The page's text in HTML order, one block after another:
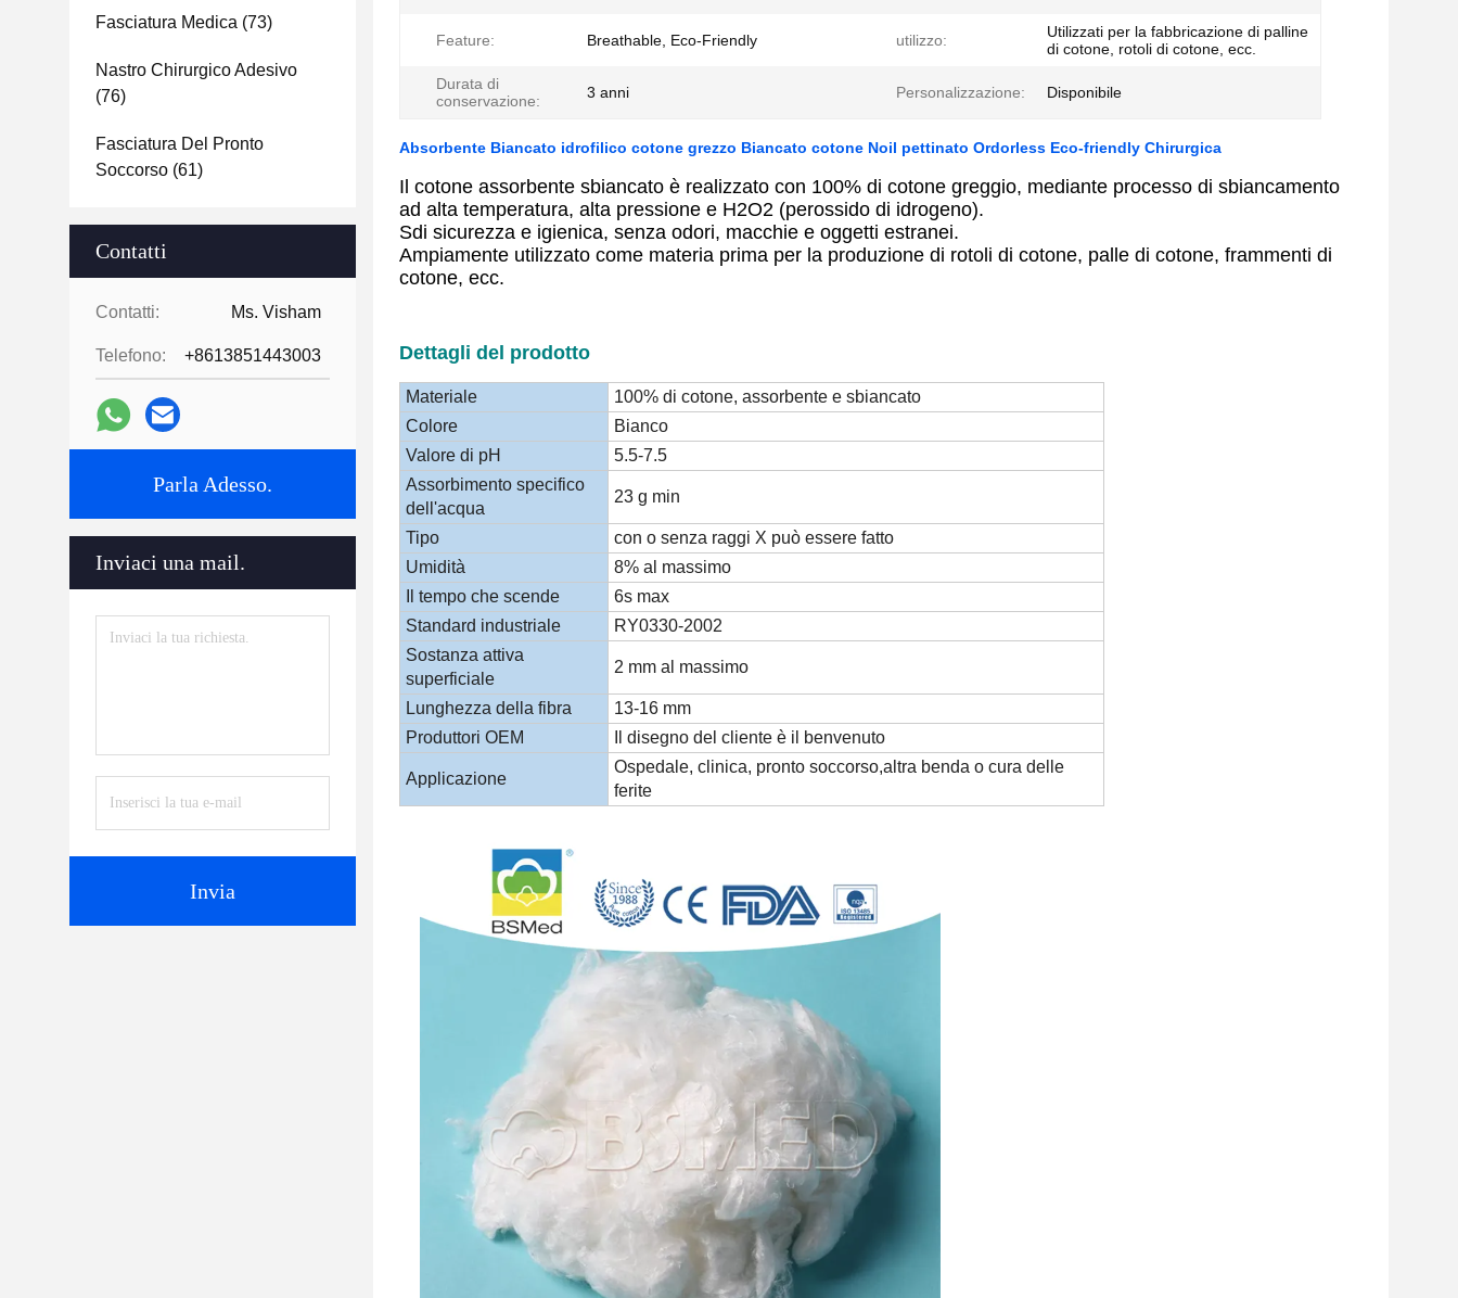
Fasciatura Medica (73)
Nastro Chirurgico Adesivo
(76)
Fasciatura Del Pronto
Soccorso (61)
Contatti
Contatti: Ms. Visham
Telefono: +8613851443003
Parla Adesso.
Inviaci una mail.
Invia
Feature: Breathable, Eco-Friendly utilizzo:
Utilizzati per la fabbricazione di palline
di cotone, rotoli di cotone, ecc.
Durata di
conservazione:
3 anni Personalizzazione: Disponibile
Absorbente Biancato idrofilico cotone grezzo Biancato cotone Noil pettinato Ordorless Eco-friendly Chirurgica
Il cotone assorbente sbiancato è realizzato con 100% di cotone greggio, mediante processo di sbiancamento
ad alta temperatura, alta pressione e H2O2 (perossido di idrogeno).
Sdi sicurezza e igienica, senza odori, macchie e oggetti estranei.
Ampiamente utilizzato come materia prima per la produzione di rotoli di cotone, palle di cotone, frammenti di
cotone, ecc.
Dettagli del prodotto
Materiale
100% di cotone, assorbente e sbiancato
Colore
Bianco
Valore di pH
5.5-7.5
Assorbimento specifico
dell'acqua
23 g min
Tipo
con o senza raggi X può essere fatto
Umidità
8% al massimo
Il tempo che scende
6s max
Standard industriale
RY0330-2002
Sostanza attiva
superficiale
2 mm al massimo
Lunghezza della fibra
13-16 mm
Produttori OEM
Il disegno del cliente è il benvenuto
Applicazione
Ospedale, clinica, pronto soccorso,altra benda o cura delle
ferite